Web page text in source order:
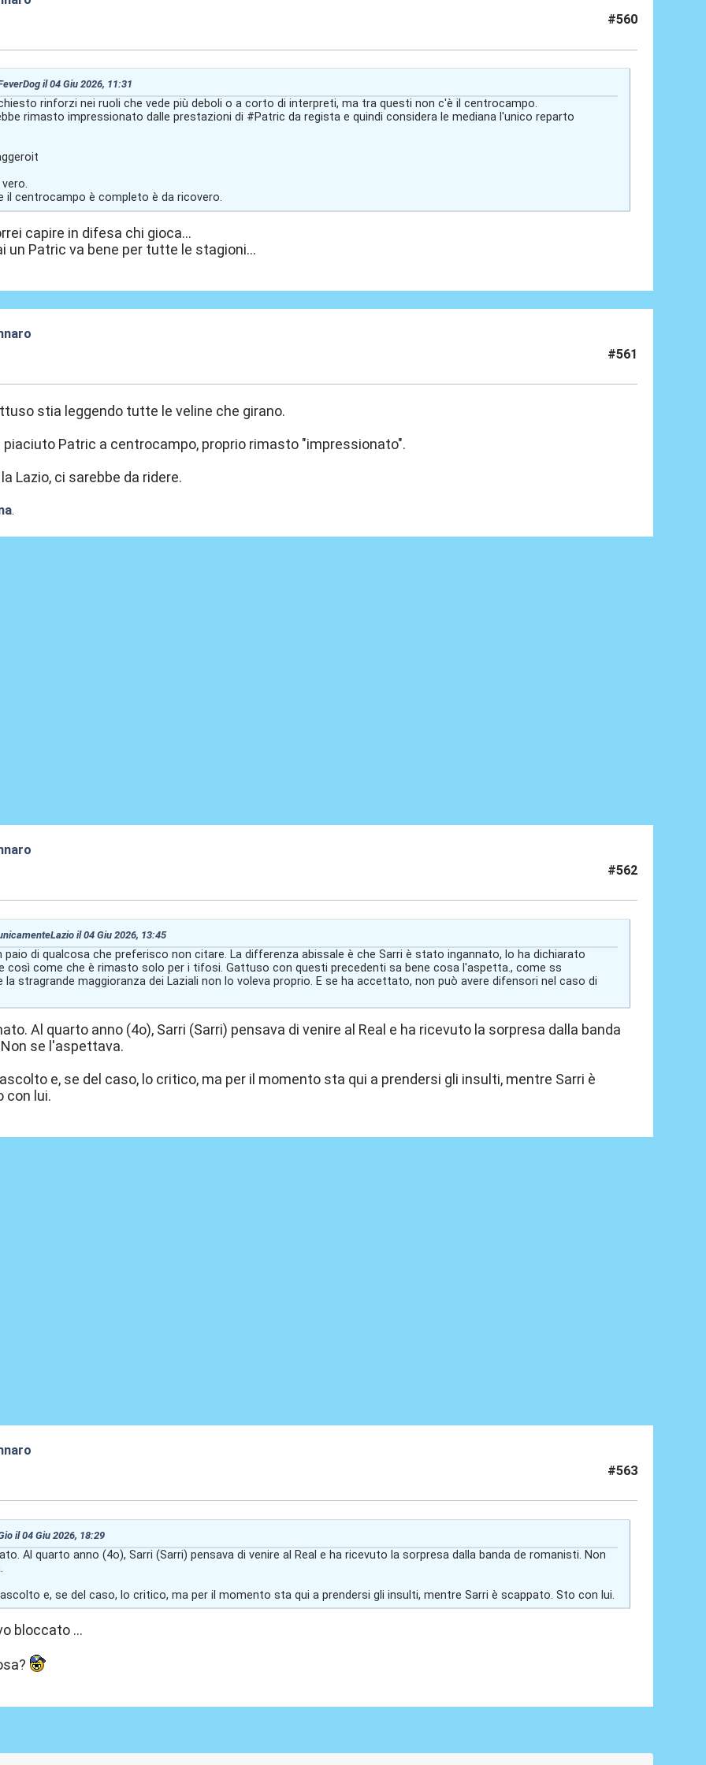
#560
il 04 Giu 2026, 11:31
rinforzi nei ruoli che vede più deboli o a corto di interpreti, ma tra questi non c'è il centrocampo.
rimasto impressionato dalle prestazioni di #Patric da regista e quindi considera le mediana l'unico reparto
il centrocampo è completo è da ricovero.
capire in difesa chi gioca...
un Patric va bene per tutte le stagioni...
#561
stia leggendo tutte le veline che girano.
piaciuto Patric a centrocampo, proprio rimasto "impressionato".
Lazio, ci sarebbe da ridere.
.
#562
il 04 Giu 2026, 13:45
paio di qualcosa che preferisco non citare. La differenza abissale è che Sarri è stato ingannato, lo ha dichiarato
così come che è rimasto solo per i tifosi. Gattuso con questi precedenti sa bene cosa l'aspetta., come ss
la stragrande maggioranza dei Laziali non lo voleva proprio. E se ha accettato, non può avere difensori nel caso di
Al quarto anno (4o), Sarri (Sarri) pensava di venire al Real e ha ricevuto la sorpresa dalla banda
se l'aspettava.
e, se del caso, lo critico, ma per il momento sta qui a prendersi gli insulti, mentre Sarri è
con lui.
#563
il 04 Giu 2026, 18:29
Al quarto anno (4o), Sarri (Sarri) pensava di venire al Real e ha ricevuto la sorpresa dalla banda de romanisti. Non
e, se del caso, lo critico, ma per il momento sta qui a prendersi gli insulti, mentre Sarri è scappato. Sto con lui.
bloccato ...